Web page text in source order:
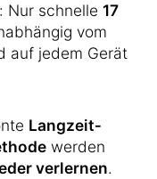
Nur schnelle 17
vom
auf jedem Gerät
Langzeit­
werden
verlernen.